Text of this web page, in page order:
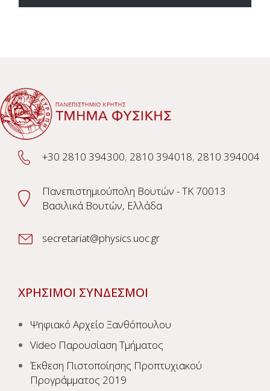
+30 2810 394300, 2810 394018, 2810 394004
Πανεπιστημιούπολη Βουτών - TK 70013
Βασιλικά Βουτών, Ελλάδα
secretariat@physics.uoc.gr
ΧΡΗΣΙΜΟΙ ΣΥΝΔΕΣΜΟΙ
Ψηφιακό Αρχείο Ξανθόπουλου
Video Παρουσίαση Τμήματος
Έκθεση Πιστοποίησης Προπτυχιακού
Προγράμματος 2019